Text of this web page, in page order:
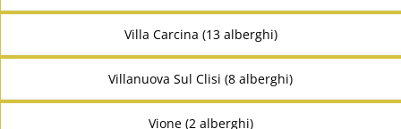
Villa Carcina (13 alberghi)
Villanuova Sul Clisi (8 alberghi)
Vione (2 alberghi)